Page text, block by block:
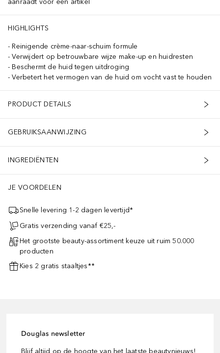
aanraadt voor een artikel
HIGHLIGHTS
Reinigende crème-naar-schuim formule
Verwijdert op betrouwbare wijze make-up en huidresten
Beschermt de huid tegen uitdroging
Verbetert het vermogen van de huid om vocht vast te houden
PRODUCT DETAILS
GEBRUIKSAANWIJZING
INGREDIËNTEN
JE VOORDELEN
Snelle levering 1-2 dagen levertijd*
Gratis verzending vanaf €25,-
Het grootste beauty-assortiment keuze uit ruim 50.000
producten
Kies 2 gratis staaltjes**
Douglas newsletter
Blijf altijd op de hoogte van het laatste beautynieuws!